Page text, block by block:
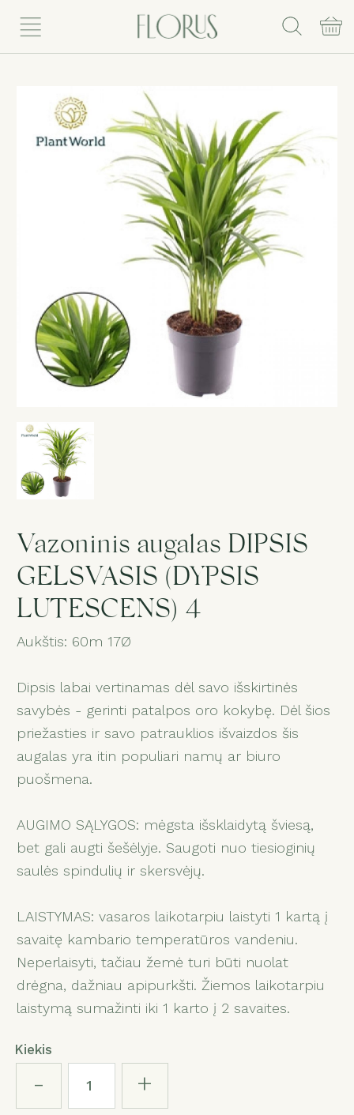
Rinkis puokštę
Vazoniniai augalai
Vazos
Gedulas
Puokštė „Staigmena“
Paslaugos
Salonas
1
Vazoninis augalas DIPSIS
GELSVASIS (DYPSIS
LUTESCENS) 4
Aukštis: 60m 17Ø
Dipsis labai vertinamas dėl savo išskirtinės
savybės - gerinti patalpos oro kokybę. Dėl šios
priežasties ir savo patrauklios išvaizdos šis
augalas yra itin populiari namų ar biuro
puošmena.
AUGIMO SĄLYGOS: mėgsta išsklaidytą šviesą,
bet gali augti šešėlyje. Saugoti nuo tiesioginių
saulės spindulių ir skersvėjų.
LAISTYMAS: vasaros laikotarpiu laistyti 1 kartą į
savaitę kambario temperatūros vandeniu.
Neperlaisyti, tačiau žemė turi būti nuolat
drėgna, dažniau apipurkšti. Žiemos laikotarpiu
laistymą sumažinti iki 1 karto į 2 savaites.
Kiekis
- +